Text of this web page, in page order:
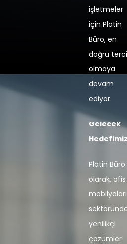
işletmeler
için Platin
Büro, en
doğru
olmaya
devam
ediyor.
Gelecek
Hedefimiz
Platin Büro
olarak, ofis
mobilyaları
sektöründe
yenilikçi
çözümler